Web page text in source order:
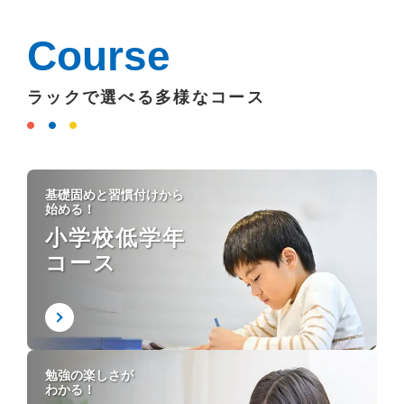
Course
ラックで選べる多様なコース
基礎固めと習慣付けから
始める！
小学校低学年
コース
勉強の楽しさが
わかる！